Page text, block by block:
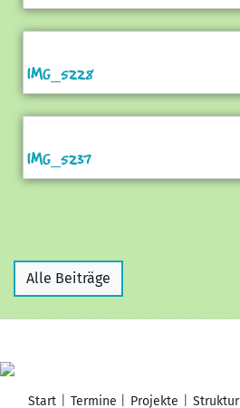
IMG_5228
IMG_5237
Alle Beiträge
Start Termine Projekte Struktur